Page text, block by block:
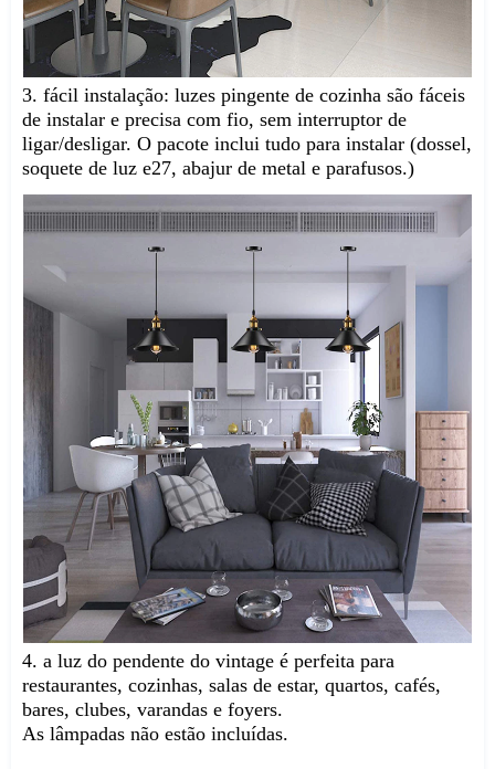
3. fácil instalação: luzes pingente de cozinha são fáceis
de instalar e precisa com fio, sem interruptor de
ligar/desligar. O pacote inclui tudo para instalar (dossel,
soquete de luz e27, abajur de metal e parafusos.)
4. a luz do pendente do vintage é perfeita para
restaurantes, cozinhas, salas de estar, quartos, cafés,
bares, clubes, varandas e foyers.
As lâmpadas não estão incluídas.